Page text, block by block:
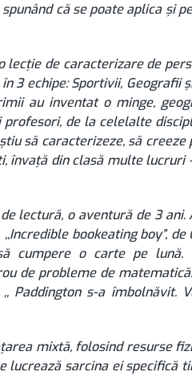
că se poate aplica și
de caracterizare de
3 echipe: Sportivii, Geografii
au inventat o minge,
de la celelalte
să caracterizeze, să creeze
învață din clasă multe lucruri
o aventură de 3 ani.
bookeating boy”, de
cumpere o carte pe lună.
de probleme de
Paddington s-a îmbolnăvit.
mixtă, folosind resurse
sarcina ei specifică